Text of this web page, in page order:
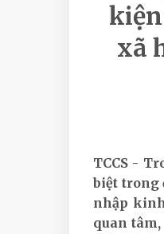
xã
TCCS -
biệt trong
nhập
quan